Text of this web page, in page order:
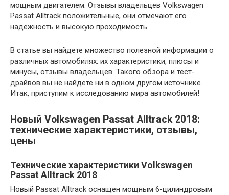
мощным двигателем. Отзывы владельцев Volkswagen
Passat Alltrack положительные, они отмечают его
надежность и высокую проходимость.
В статье вы найдете множество полезной информации о
различных автомобилях: их характеристики, плюсы и
минусы, отзывы владельцев. Такого обзора и тест-
драйвов вы не найдете ни в одном другом источнике.
Итак, приступим к исследованию мира автомобилей!
Новый Volkswagen Passat Alltrack 2018:
технические характеристики, отзывы,
цены
Технические характеристики Volkswagen
Passat Alltrack 2018
Новый Passat Alltrack оснащен мощным 6-цилиндровым